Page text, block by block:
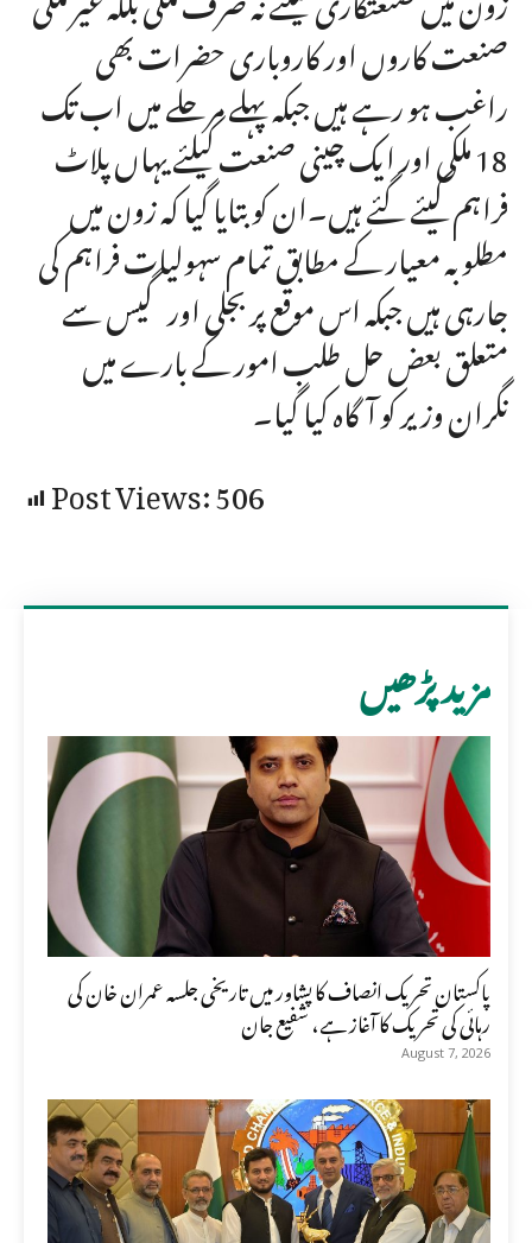
صنعت کاروں اور کاروباری حضرات بھی
راغب ہو رہے ہیں جبکہ پہلے مرحلے میں اب تک
18 ملکی اور ایک چینی صنعت کیلئے یہاں پلاٹ
فراہم کیئے گئے ہیں۔ان کو بتایا گیا کہ زون میں
مطلوبہ معیار کے مطابق تمام سہولیات فراہم کی
جارہی ہیں جبکہ اس موقع پر بجلی اور گیس سے
متعلق بعض حل طلب امور کے بارے میں
نگران وزیر کو آگاہ کیا گیا۔
Post Views:506
مزید پڑھیں
پاکستان تحریک انصاف کا پشاور میں تاریخی جلسہ عمران خان کی
رہائی کی تحریک کا آغاز ہے، شفیع جان
August 7, 2026